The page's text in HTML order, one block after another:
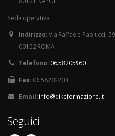
Sede operativa
Indirizzo:Via Raffaele Paolucci, 59
00152 ROMA
Telefono: 06.58205960
Fax: 06.58202203
Email: info@dikeformazione.it
Seguici